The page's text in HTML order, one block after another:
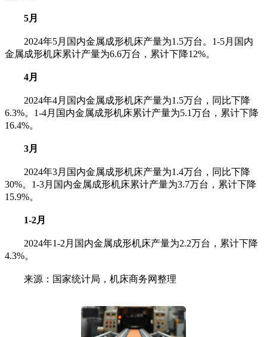
5月
2024年5月国内金属成形机床产量为1.5万台。1-5月国内
金属成形机床累计产量为6.6万台，累计下降12%。
4月
2024年4月国内金属成形机床产量为1.5万台，同比下降
6.3%。1-4月国内金属成形机床累计产量为5.1万台，累计下降
16.4%。
3月
2024年3月国内金属成形机床产量为1.4万台，同比下降
30%。1-3月国内金属成形机床累计产量为3.7万台，累计下降
15.9%。
1-2月
2024年1-2月国内金属成形机床产量为2.2万台，累计下降
4.3%。
来源：国家统计局，机床商务网整理